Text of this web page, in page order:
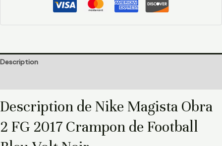
Description
Description de Nike Magista Obra
2 FG 2017 Crampon de Football